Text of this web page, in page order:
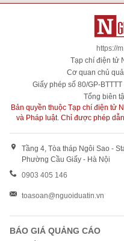
https://
Tạp chí điện tử
Cơ quan chủ
Giấy phép số 80/GP-
Tổng biên
Bản quyền thuộc Tạp chí điện tử
và Pháp luật. Chỉ được phép
Tầng 4, Tòa tháp Ngôi Sao -
Phường Cầu Giấy - Hà Nội
0903 405 146
toasoan@nguoiduatin.vn
BÁO GIÁ QUẢNG CÁO